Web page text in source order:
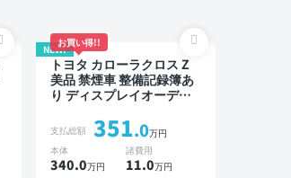
NEW!
お買い得!!
トヨタ カローラクロス Z
美品 禁煙車 整備記録簿あ
り ディスプレイオーディ
ンドスポットモニター オ
ートクルーズ スマートキ
ー ETC 電動バックドア バ
ックモニター 全方位カメ
支払総額 351.0万円
本体
340.0万円
諸費用
11.0万円